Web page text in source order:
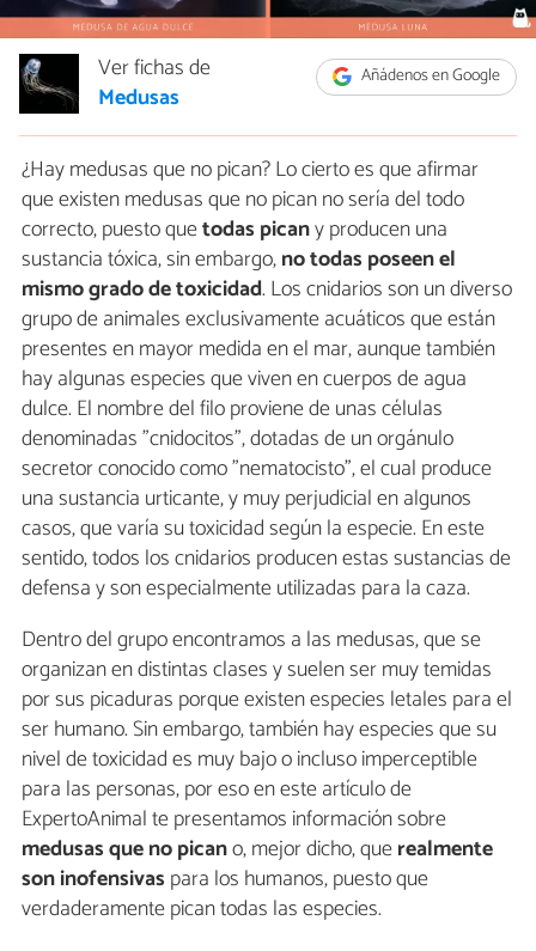
Añádenos en Google
Ver fichas de
Medusas
¿Hay medusas que no pican? Lo cierto es que afirmar
que existen medusas que no pican no sería del todo
correcto, puesto quetodas picany producen una
sustancia tóxica, sin embargo,no todas poseen el
mismo grado de toxicidad. Los cnidarios son un diverso
grupo de animales exclusivamente acuáticos que están
presentes en mayor medida en el mar, aunque también
hay algunas especies que viven en cuerpos de agua
dulce. El nombre del filo proviene de unas células
denominadas "cnidocitos", dotadas de un orgánulo
secretor conocido como "nematocisto", el cual produce
una sustancia urticante, y muy perjudicial en algunos
casos, que varía su toxicidad según la especie. En este
sentido, todos los cnidarios producen estas sustancias de
defensa y son especialmente utilizadas para la caza.
Dentro del grupo encontramos a las medusas, que se
organizan en distintas clases y suelen ser muy temidas
por sus picaduras porque existen especies letales para el
ser humano. Sin embargo, también hay especies que su
nivel de toxicidad es muy bajo o incluso imperceptible
para las personas, por eso en este artículo de
ExpertoAnimal te presentamos información sobre
medusas que no picano, mejor dicho, querealmente
son inofensivas para los humanos, puesto que
verdaderamente pican todas las especies.